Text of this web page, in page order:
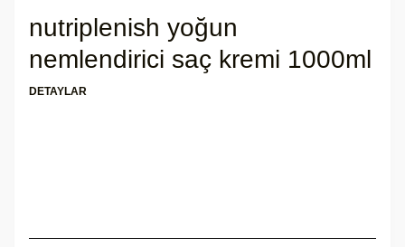
nutriplenish yoğun
nemlendirici saç kremi 1000ml
DETAYLAR